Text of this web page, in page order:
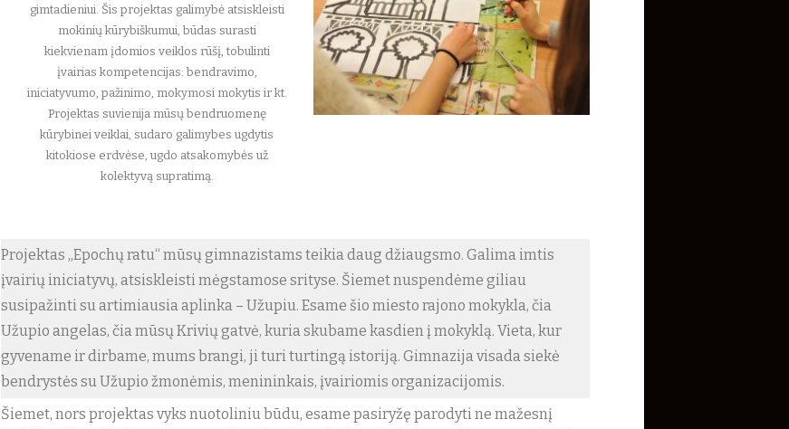
gimtadieniui. Šis projektas galimybė atsiskleisti
mokinių kūrybiškumui, būdas surasti
kiekvienam įdomios veiklos rūšį, tobulinti
įvairias kompetencijas: bendravimo,
iniciatyvumo, pažinimo, mokymosi mokytis ir kt.
Projektas suvienija mūsų bendruomenę
kūrybinei veiklai, sudaro galimybes ugdytis
kitokiose erdvėse, ugdo atsakomybės už
kolektyvą supratimą.
Projektas ,,Epochų ratu“ mūsų gimnazistams teikia daug džiaugsmo. Galima imtis
įvairių iniciatyvų, atsiskleisti mėgstamose srityse. Šiemet nuspendėme giliau
susipažinti su artimiausia aplinka – Užupiu. Esame šio miesto rajono mokykla, čia
Užupio angelas, čia mūsų Krivių gatvė, kuria skubame kasdien į mokyklą. Vieta, kur
gyvename ir dirbame, mums brangi, ji turi turtingą istoriją. Gimnazija visada siekė
bendrystės su Užupio žmonėmis, menininkais, įvairiomis organizacijomis.
Šiemet, nors projektas vyks nuotoliniu būdu, esame pasiryžę parodyti ne mažesnį